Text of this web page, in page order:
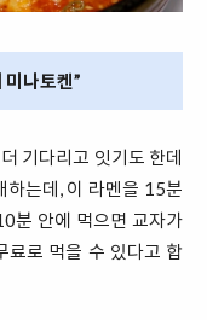
미나토켄”
기다리고 잇기도 한데
하는데, 이 라멘을 15분
분 안에 먹으면 교자가
료로 먹을 수 있다고 합